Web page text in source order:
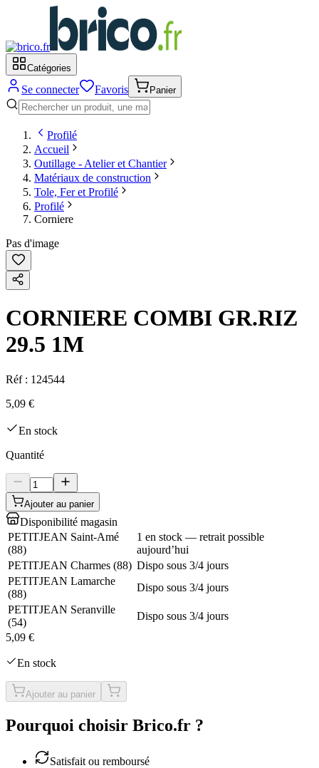
Catégories
Se connecter Favoris Panier
Profilé
Accueil
Outillage - Atelier et Chantier
Matériaux de construction
Tole, Fer et Profilé
Profilé
Corniere
Pas d'image
CORNIERE COMBI GR.RIZ
29.5 1M
Réf : 124544
5,09 €
En stock
Quantité
Ajouter au panier
Disponibilité magasin
PETITJEAN Saint-Amé
(88)
1 en stock — retrait possible
aujourd’hui
PETITJEAN Charmes (88) Dispo sous 3/4 jours
PETITJEAN Lamarche
(88)
Dispo sous 3/4 jours
PETITJEAN Seranville
(54)
Dispo sous 3/4 jours
5,09 €
En stock
Ajouter au panier
Pourquoi choisir Brico.fr ?
Satisfait ou remboursé